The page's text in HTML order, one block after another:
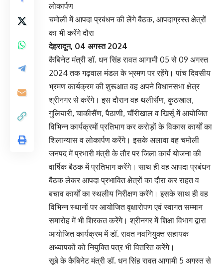
लोकार्पण
चमोली में आपदा प्रबंधन की लेंगे बैठक, आपदाग्रस्त क्षेत्रों
का भी करेंगे दौरा
देहरादून, 04 अगस्त 2024
कैबिनेट मंत्री डॉ. धन सिंह रावत आगामी 05 से 09 अगस्त
2024 तक गढ़वाल मंडल के भ्रमण पर रहेंगे। पांच दिवसीय
भ्रमण कार्यक्रम की शुरूआत वह अपने विधानसभा क्षेत्र
श्रीनगर से करेंगे। इस दौरान वह थलीसैंण, कुठखाल,
गुलियारी, चाकीसैंण, पैठाणी, चौंरीखाल व खिर्सू में आयोजित
विभिन्न कार्यक्रमों प्रतिभाग कर करोड़ों के विकास कार्यों का
शिलान्यास व लोकार्पण करेंगे। इसके अलावा वह चमोली
जनपद में प्रभारी मंत्री के तौर पर जिला कार्य योजना की
वार्षिक बैठक में प्रतिभाग करेंगे। साथ ही वह आपदा प्रबंधन
बैठक लेकर आपदा प्रभावित क्षेत्रों का दौरा कर राहत व
बचाव कार्यों का स्थलीय निरीक्षण करेंगे। इसके साथ ही वह
विभिन्न स्थानों पर आयोजित वृक्षारोपण एवं स्वागत सम्मान
समारोह में भी शिरकत करेंगे। श्रीनगर में शिक्षा विभाग द्वारा
आयोजित कार्यक्रम में डॉ. रावत नवनियुक्त सहायक
अध्यापकों को नियुक्ति पत्र भी वितरित करेंगे।
सूबे के कैबिनेट मंत्री डॉ. धन सिंह रावत आगामी 5 अगस्त से